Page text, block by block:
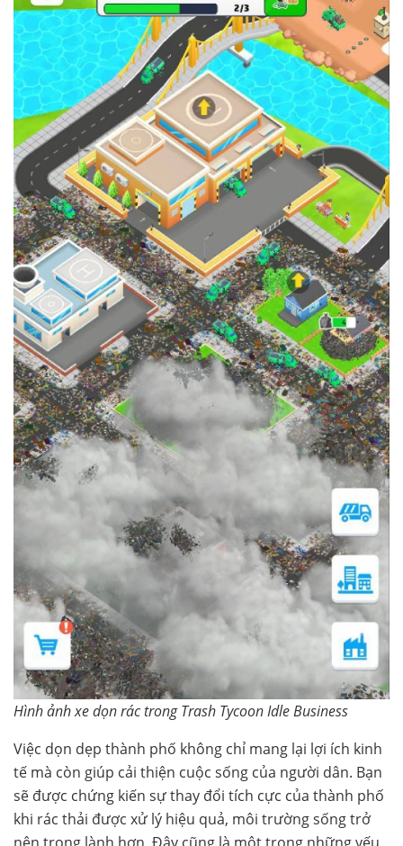
Hình ảnh xe dọn rác trong Trash Tycoon Idle Business
Việc dọn dẹp thành phố không chỉ mang lại lợi ích kinh
tế mà còn giúp cải thiện cuộc sống của người dân. Bạn
sẽ được chứng kiến sự thay đổi tích cực của thành phố
khi rác thải được xử lý hiệu quả, môi trường sống trở